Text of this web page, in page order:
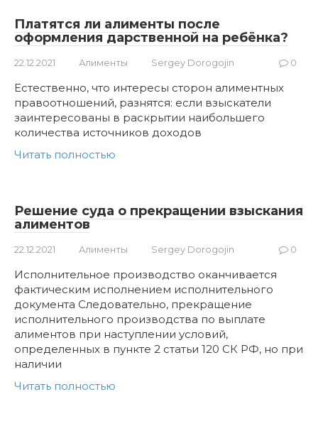
Платятся ли алименты после
оформления дарственной на ребёнка?
22.12.2021 Алименты Sergey Dorogojin 0
Естественно, что интересы сторон алиментных
правоотношений, разнятся: если взыскатели
заинтересованы в раскрытии наибольшего
количества источников доходов
Читать полностью
Решение суда о прекращении взыскания
алиментов
22.12.2021 Алименты Sergey Dorogojin 0
Исполнительное производство оканчивается
фактическим исполнением исполнительного
документа Следовательно, прекращение
исполнительного производства по выплате
алиментов при наступлении условий,
определенных в пункте 2 статьи 120 СК РФ, но при
наличии
Читать полностью